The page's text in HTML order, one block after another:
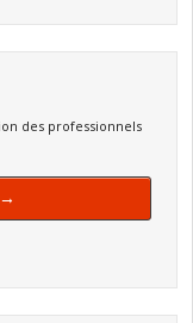
des professionnels